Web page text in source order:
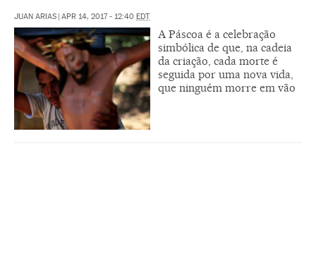
JUAN ARIAS APR 14, 2017 - 12:40 EDT
A Páscoa é a celebração
simbólica de que, na cadeia
da criação, cada morte é
seguida por uma nova vida,
que ninguém morre em vão